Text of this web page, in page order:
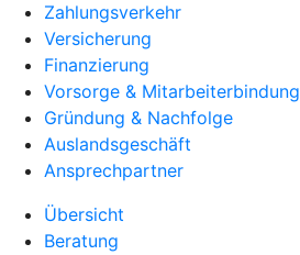
Zahlungsverkehr
Versicherung
Finanzierung
Vorsorge & Mitarbeiterbindung
Gründung & Nachfolge
Auslandsgeschäft
Ansprechpartner
Übersicht
Beratung